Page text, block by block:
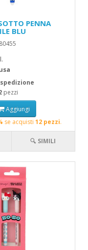
PENNA
BLU
pezzi
Aggiungi
se acquisti 12 pezzi.
🔍 SIMILI